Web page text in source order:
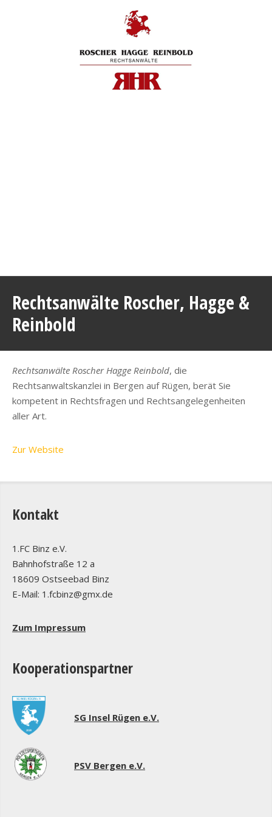
Rechtsanwälte Roscher, Hagge &
Reinbold
Rechtsanwälte Roscher Hagge Reinbold, die
Rechtsanwaltskanzlei in Bergen auf Rügen, berät Sie
kompetent in Rechtsfragen und Rechtsangelegenheiten
aller Art.
Zur Website
Kontakt
1.FC Binz e.V.
Bahnhofstraße 12 a
18609 Ostseebad Binz
E-Mail: 1.fcbinz@gmx.de
Zum Impressum
Kooperationspartner
SG Insel Rügen e.V.
PSV Bergen e.V.